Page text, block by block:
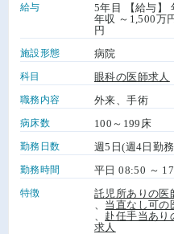
給与
5年目 【給与】
年収 ～1,500万
円
施設形態 病院
科目 眼科の医師求人
職務内容 外来、手術
病床数 100～199床
勤務日数 週5日(週4日勤
勤務時間 平日 08:50 ～
特徴 託児所ありの医
当直なし可の
赴任手当あり
求人